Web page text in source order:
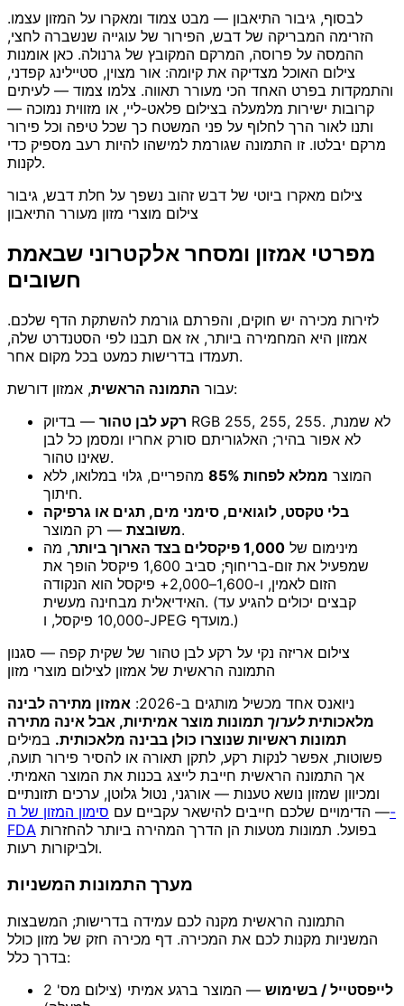
לבסוף, גיבור התיאבון — מבט צמוד ומאקרו על המזון עצמו.
הזרימה המבריקה של דבש, הפירור של עוגייה שנשברה לחצי,
ההמסה על פרוסה, המרקם המקובץ של גרנולה. כאן אומנות
צילום האוכל מצדיקה את קיומה: אור מצוין, סטיילינג קפדני,
והתמקדות בפרט האחד הכי מעורר תאווה. צלמו צמוד — לעיתים
קרובות ישירות מלמעלה בצילום פלאט-ליי, או מזווית נמוכה —
ותנו לאור הרך לחלוף על פני המשטח כך שכל טיפה וכל פירור
מרקם יבלטו. זו התמונה שגורמת למישהו להיות רעב מספיק כדי
לקנות.
צילום מאקרו ביוטי של דבש זהוב נשפך על חלת דבש, גיבור
צילום מוצרי מזון מעורר התיאבון
מפרטי אמזון ומסחר אלקטרוני שבאמת
חשובים
לזירות מכירה יש חוקים, והפרתם גורמת להשתקת הדף שלכם.
אמזון היא המחמירה ביותר, אז אם תבנו לפי הסטנדרט שלה,
תעמדו בדרישות כמעט בכל מקום אחר.
עבור התמונה הראשית
, אמזון דורשת:
רקע לבן טהור — בדיוק RGB 255, 255, 255. לא שמנת,
לא אפור בהיר; האלגוריתם סורק אחריו ומסמן כל לבן
שאינו טהור.
המוצר ממלא לפחות 85%
מהפריים, גלוי במלואו, ללא
חיתוך.
בלי טקסט, לוגואים, סימני מים, תגים או גרפיקה
משובצת— רק המוצר.
מינימום של 1,000 פיקסלים בצד הארוך ביותר
, מה
שמפעיל את זום-בריחוף; סביב 1,600 פיקסל הופך את
הזום לאמין, ו-1,600–2,000+ פיקסל הוא הנקודה
האידיאלית מבחינה מעשית. (קבצים יכולים להגיע עד
10,000 פיקסל, ו-JPEG מועדף.)
צילום אריזה נקי על רקע לבן טהור של שקית קפה — סגנון
התמונה הראשית של אמזון לצילום מוצרי מזון
ניואנס אחד מכשיל מותגים ב-2026:
אמזון מתירה לבינה
מלאכותית לערוך תמונות מוצר אמיתיות, אבל אינה מתירה
תמונות ראשיות שנוצרו כולן בבינה מלאכותית. במילים
פשוטות, אפשר לנקות רקע, לתקן תאורה או להסיר פירור תועה,
אך התמונה הראשית חייבת לייצג בכנות את המוצר האמיתי.
ומכיוון שמזון נושא טענות — אורגני, נטול גלוטן, ערכים תזונתיים
— הדימויים שלכם חייבים להישאר עקביים עם סימון המזון של ה-
FDA
ולביקורות רעות.
מערך התמונות המשניות
התמונה הראשית מקנה לכם עמידה בדרישות; המשבצות
המשניות מקנות לכם את המכירה. דף מכירה חזק של מזון כולל
בדרך כלל:
לייפסטייל / בשימוש
— המוצר ברגע אמיתי (צילום מס' 2